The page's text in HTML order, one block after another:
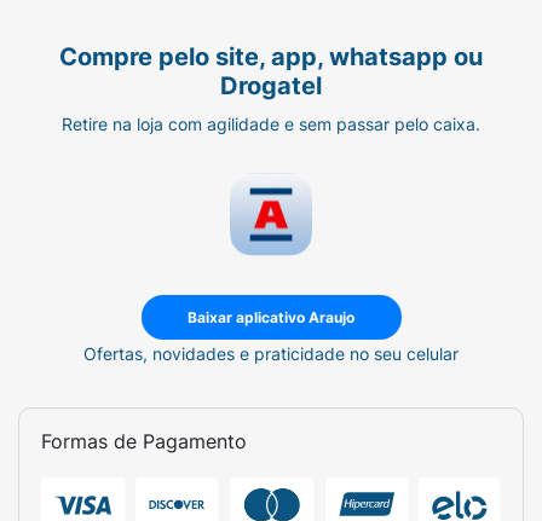
Compre pelo site, app, whatsapp ou
Drogatel
Retire na loja com agilidade e sem passar pelo caixa.
Baixar aplicativo Araujo
Ofertas, novidades e praticidade no seu celular
Formas de Pagamento